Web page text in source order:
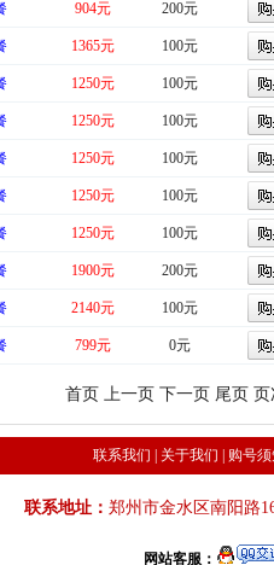
904元 200元
1365元 100元
1250元 100元
1250元 100元
1250元 100元
1250元 100元
1250元 100元
1900元 200元
2140元 100元
799元 0元
首页 上一页 下一页 尾页页
联系我们 关于我们 购号
联系地址： 郑州市金水区南阳路
网站客服：